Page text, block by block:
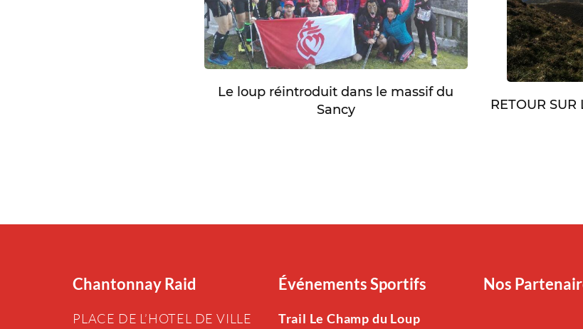
Le loup réintroduit dans le massif du
Sancy
RETOUR SUR
Chantonnay Raid
PLACE DE L’HOTEL DE VILLE
Événements Sportifs
Trail Le Champ du Loup
Nos